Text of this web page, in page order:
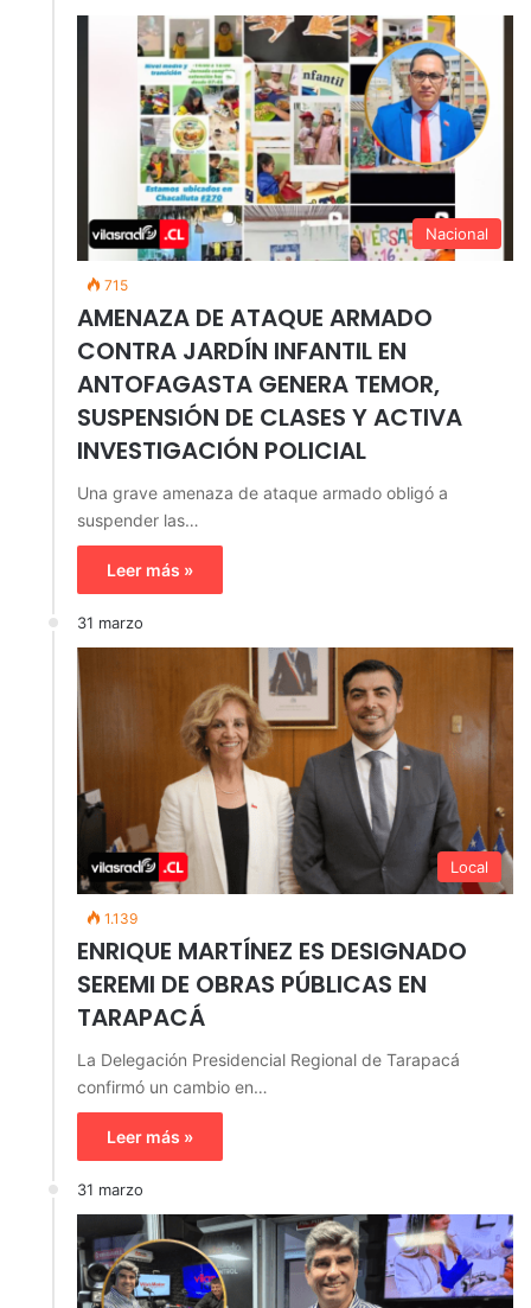
Nacional
715
AMENAZA DE ATAQUE ARMADO
CONTRA JARDÍN INFANTIL EN
ANTOFAGASTA GENERA TEMOR,
SUSPENSIÓN DE CLASES Y ACTIVA
INVESTIGACIÓN POLICIAL
Una grave amenaza de ataque armado obligó a
suspender las…
Leer más »
31 marzo
Local
1.139
ENRIQUE MARTÍNEZ ES DESIGNADO
SEREMI DE OBRAS PÚBLICAS EN
TARAPACÁ
La Delegación Presidencial Regional de Tarapacá
confirmó un cambio en…
Leer más »
31 marzo